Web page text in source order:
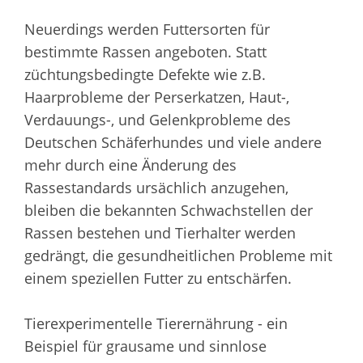
Neuerdings werden Futtersorten für
bestimmte Rassen angeboten. Statt
züchtungsbedingte Defekte wie z.B.
Haarprobleme der Perserkatzen, Haut-,
Verdauungs-, und Gelenkprobleme des
Deutschen Schäferhundes und viele andere
mehr durch eine Änderung des
Rassestandards ursächlich anzugehen,
bleiben die bekannten Schwachstellen der
Rassen bestehen und Tierhalter werden
gedrängt, die gesundheitlichen Probleme mit
einem speziellen Futter zu entschärfen.
Tierexperimentelle Tierernährung - ein
Beispiel für grausame und sinnlose